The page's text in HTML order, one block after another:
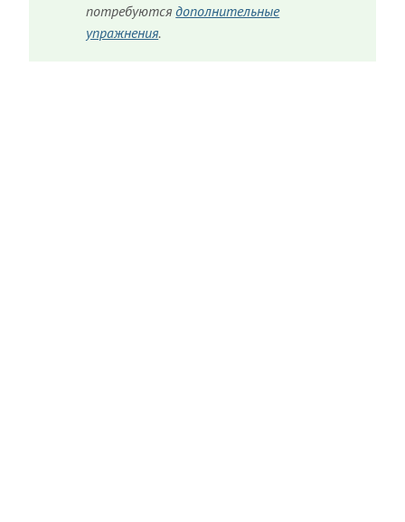
потребуютсядополнительные
упражнения.